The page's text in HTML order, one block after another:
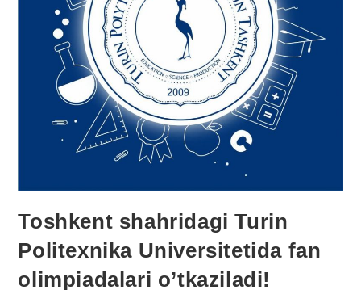
Toshkent shahridagi Turin
Politexnika Universitetida fan
olimpiadalari o’tkaziladi!